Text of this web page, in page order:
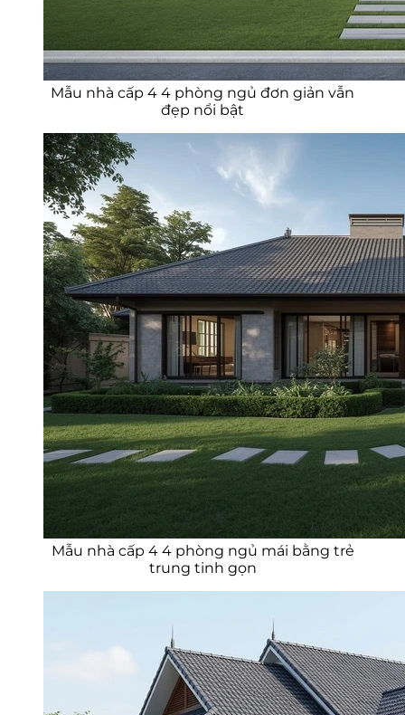
Mẫu nhà cấp 4 4 phòng ngủ đơn giản vẫn
đẹp nổi bật
Mẫu nhà cấp 4 4 phòng ngủ mái bằng trẻ
trung tinh gọn